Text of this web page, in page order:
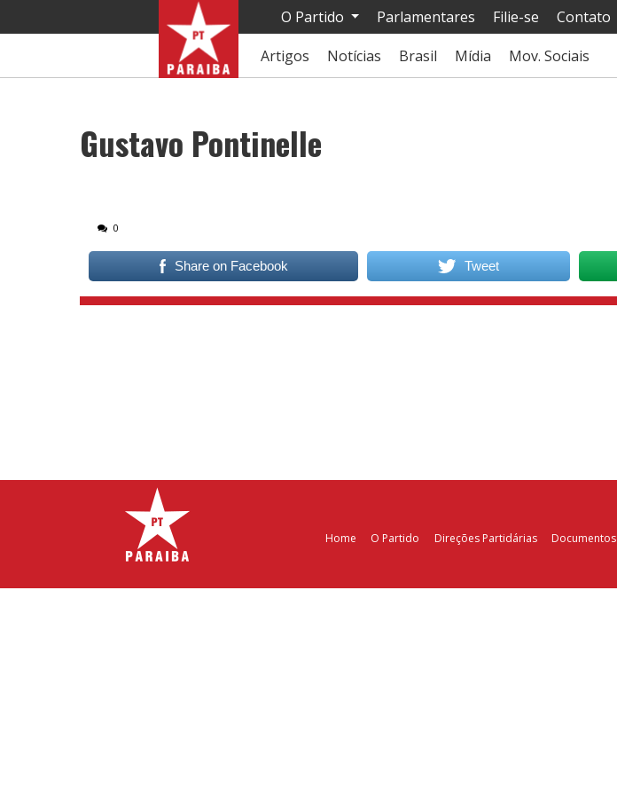
O Partido Parlamentares Filie-se
Contato
Artigos
Notícias Brasil Mídia Mov. Sociais
Gustavo Pontinelle
0
Share on Facebook Tweet
Home O Partido Direções Partidárias Documentos